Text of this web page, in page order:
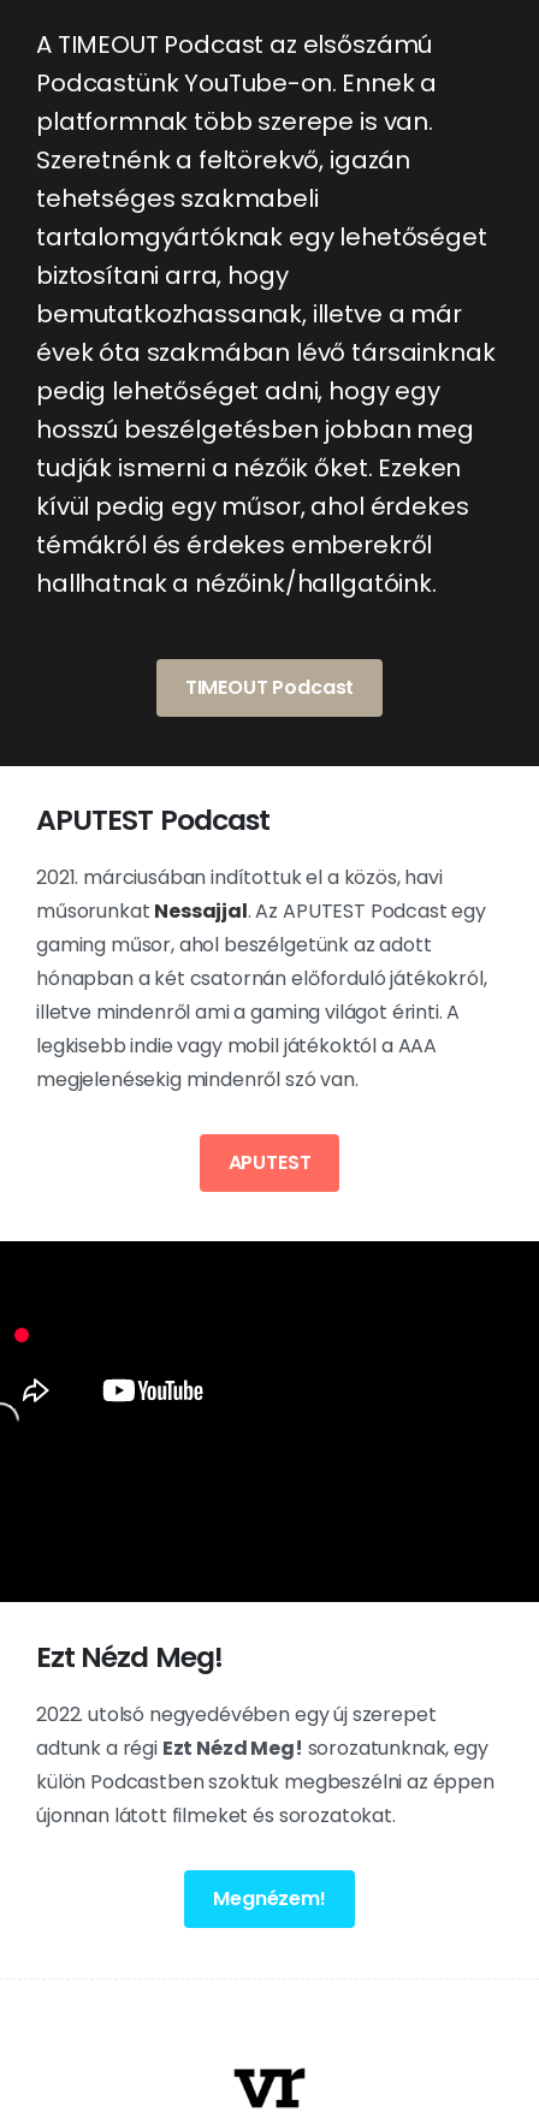
A TIMEOUT Podcast az elsőszámú
Podcastünk YouTube-on. Ennek a
platformnak több szerepe is van.
Szeretnénk a feltörekvő, igazán
tehetséges szakmabeli
tartalomgyártóknak egy lehetőséget
biztosítani arra, hogy
bemutatkozhassanak, illetve a már
évek óta szakmában lévő társainknak
pedig lehetőséget adni, hogy egy
hosszú beszélgetésben jobban meg
tudják ismerni a nézőik őket. Ezeken
kívül pedig egy műsor, ahol érdekes
témákról és érdekes emberekről
hallhatnak a nézőink/hallgatóink.
TIMEOUT Podcast
APUTEST Podcast
2021. márciusában indítottuk el a közös, havi
műsorunkat Nessajjal. Az APUTEST Podcast egy
gaming műsor, ahol beszélgetünk az adott
hónapban a két csatornán előforduló játékokról,
illetve mindenről ami a gaming világot érinti. A
legkisebb indie vagy mobil játékoktól a AAA
megjelenésekig mindenről szó van.
APUTEST
Ezt Nézd Meg!
2022. utolsó negyedévében egy új szerepet
adtunk a régi Ezt Nézd Meg! sorozatunknak, egy
külön Podcastben szoktuk megbeszélni az éppen
újonnan látott filmeket és sorozatokat.
Megnézem!